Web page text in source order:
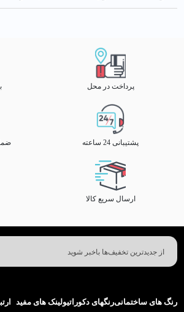
پرداخت در محل
پشتیبانی 24 ساعته
ارسال سریع کالا
رنگ های ساختمانیرنگهای دکوراتیولینک های مفید